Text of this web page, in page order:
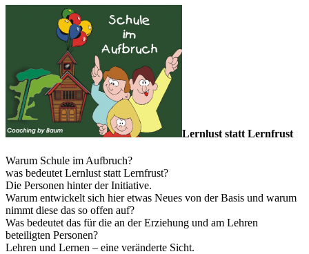
Lernlust statt Lernfrust
Warum Schule im Aufbruch?
was bedeutet Lernlust statt Lernfrust?
Die Personen hinter der Initiative.
Warum entwickelt sich hier etwas Neues von der Basis und warum
nimmt diese das so offen auf?
Was bedeutet das für die an der Erziehung und am Lehren
beteiligten Personen?
Lehren und Lernen – eine veränderte Sicht.